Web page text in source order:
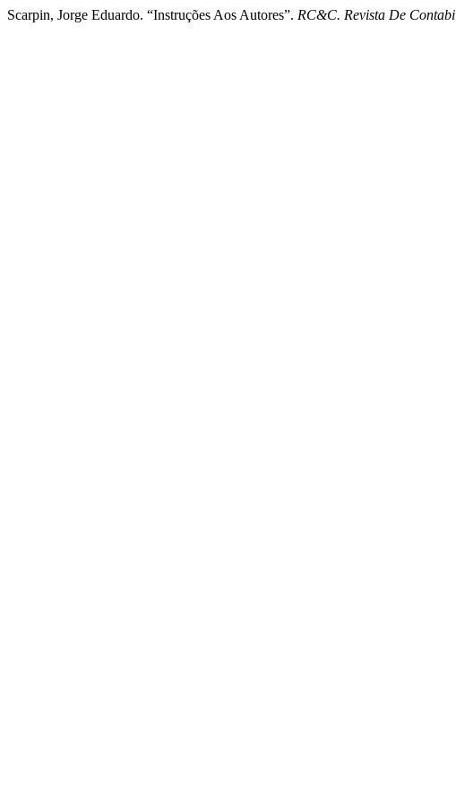
Scarpin, Jorge Eduardo. “Instruções Aos Autores”. RC&C. Revista De